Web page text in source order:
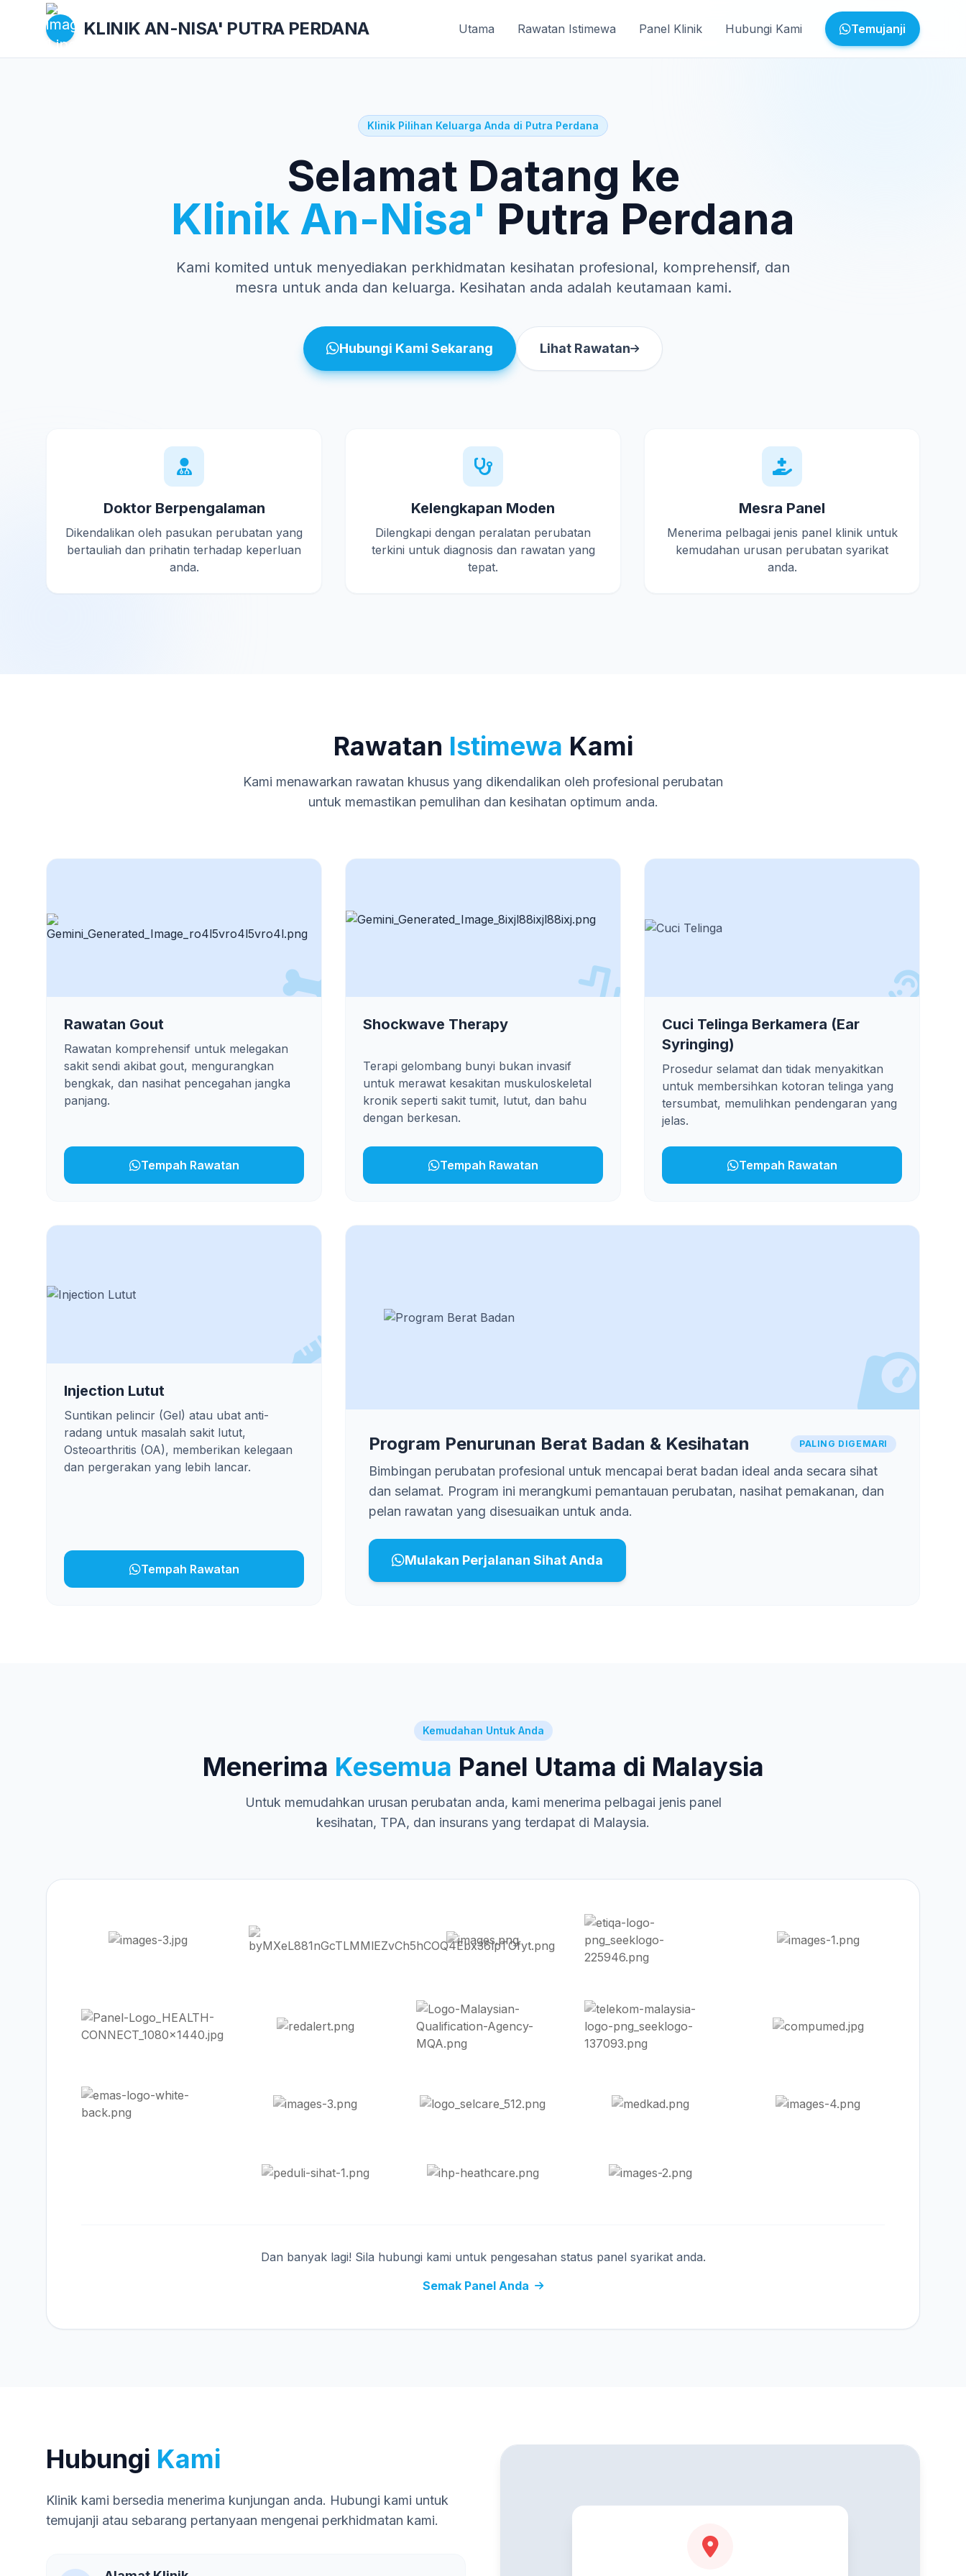
KLINIK AN-NISA' PUTRA PERDANA Utama Rawatan Istimewa Panel Klinik Hubungi Kami Temujanji
Klinik Pilihan Keluarga Anda di Putra Perdana
Selamat Datang ke
Klinik An-Nisa' Putra Perdana
Kami komited untuk menyediakan perkhidmatan kesihatan profesional, komprehensif, dan
mesra untuk anda dan keluarga. Kesihatan anda adalah keutamaan kami.
Hubungi Kami Sekarang Lihat Rawatan
Doktor Berpengalaman
Dikendalikan oleh pasukan perubatan yang
bertauliah dan prihatin terhadap keperluan
anda.
Kelengkapan Moden
Dilengkapi dengan peralatan perubatan
terkini untuk diagnosis dan rawatan yang
tepat.
Mesra Panel
Menerima pelbagai jenis panel klinik untuk
kemudahan urusan perubatan syarikat
anda.
Rawatan Istimewa Kami
Kami menawarkan rawatan khusus yang dikendalikan oleh profesional perubatan
untuk memastikan pemulihan dan kesihatan optimum anda.
Rawatan Gout
Rawatan komprehensif untuk melegakan
sakit sendi akibat gout, mengurangkan
bengkak, dan nasihat pencegahan jangka
panjang.
Tempah Rawatan
Shockwave Therapy
Terapi gelombang bunyi bukan invasif
untuk merawat kesakitan muskuloskeletal
kronik seperti sakit tumit, lutut, dan bahu
dengan berkesan.
Tempah Rawatan
Cuci Telinga Berkamera (Ear
Syringing)
Prosedur selamat dan tidak menyakitkan
untuk membersihkan kotoran telinga yang
tersumbat, memulihkan pendengaran yang
jelas.
Tempah Rawatan
Injection Lutut
Suntikan pelincir (Gel) atau ubat anti-
radang untuk masalah sakit lutut,
Osteoarthritis (OA), memberikan kelegaan
dan pergerakan yang lebih lancar.
Tempah Rawatan
Program Penurunan Berat Badan & Kesihatan PALING DIGEMARI
Bimbingan perubatan profesional untuk mencapai berat badan ideal anda secara sihat
dan selamat. Program ini merangkumi pemantauan perubatan, nasihat pemakanan, dan
pelan rawatan yang disesuaikan untuk anda.
Mulakan Perjalanan Sihat Anda
Kemudahan Untuk Anda
Menerima Kesemua Panel Utama di Malaysia
Untuk memudahkan urusan perubatan anda, kami menerima pelbagai jenis panel
kesihatan, TPA, dan insurans yang terdapat di Malaysia.
Dan banyak lagi! Sila hubungi kami untuk pengesahan status panel syarikat anda.
Semak Panel Anda
Hubungi Kami
Klinik kami bersedia menerima kunjungan anda. Hubungi kami untuk
temujanji atau sebarang pertanyaan mengenai perkhidmatan kami.